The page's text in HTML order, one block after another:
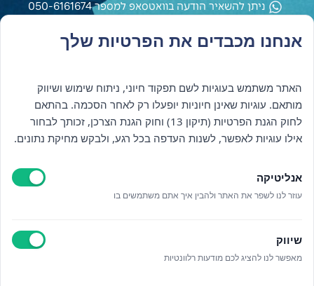
ניתן להשאיר הודעה בוואטסאפ למספר 050-6161674
אנחנו מכבדים את הפרטיות שלך
האתר משתמש בעוגיות לשם תפקוד חיוני, ניתוח שימוש ושיווק
מותאם. עוגיות שאינן חיוניות יופעלו רק לאחר הסכמה. בהתאם
לחוק הגנת הפרטיות (תיקון 13) וחוק הגנת הצרכן, זכותך לבחור
אילו עוגיות לאפשר, לשנות העדפה בכל רגע, ולבקש מחיקת נתונים.
אנליטיקה
עוזר לנו לשפר את האתר ולהבין איך אתם משתמשים בו
שיווק
מאפשר לנו להציג לכם מודעות רלוונטיות